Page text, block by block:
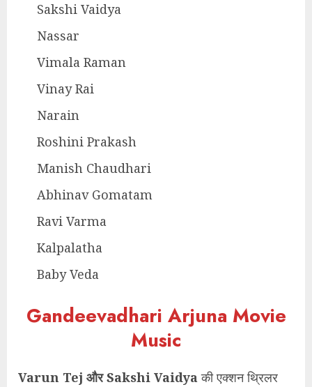
Sakshi Vaidya
Nassar
Vimala Raman
Vinay Rai
Narain
Roshini Prakash
Manish Chaudhari
Abhinav Gomatam
Ravi Varma
Kalpalatha
Baby Veda
Gandeevadhari Arjuna Movie
Music
Varun Tej और Sakshi Vaidyaकी एक्शन थ्रिलर